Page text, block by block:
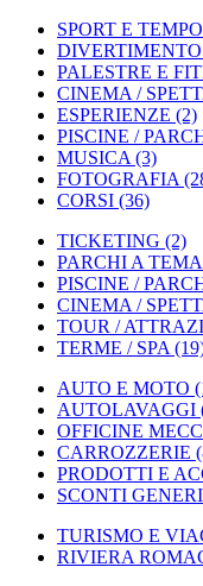
SPORT E
DIVERTIMENTO
PALESTRE E
CINEMA /
ESPERIENZE (2)
PISCINE /
MUSICA (3)
FOTOGRAFIA
CORSI (36)
TICKETING (2)
PARCHI A TEMA
PISCINE /
CINEMA /
TOUR /
TERME / SPA
AUTO E MOTO
AUTOLAVAGGI
OFFICINE
CARROZZERIE
PRODOTTI E
SCONTI
TURISMO E
RIVIERA